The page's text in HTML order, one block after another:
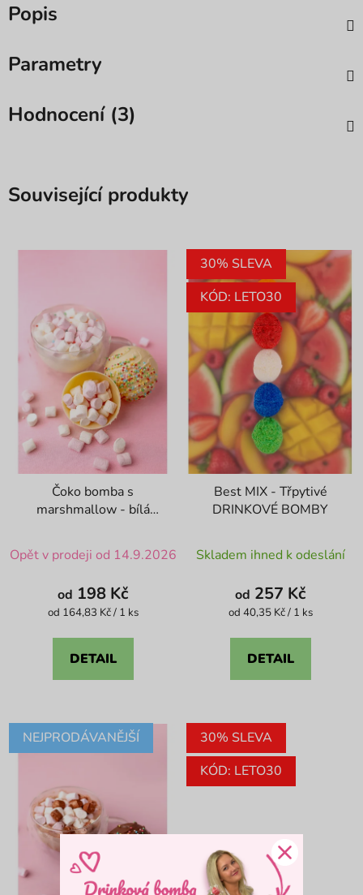
Popis
Parametry
Hodnocení (3)
Související produkty
Čoko bomba s
marshmallow - bílá
hodnocení
produktu
je
z
Opět v prodeji od 14.9.2026
od 198 Kč
Měrná
od 164,83 Kč / 1 ks
DETAIL
30% SLEVA
KÓD: LETO30
Best MIX - Třpytivé
DRINKOVÉ BOMBY
hodnocení
produktu
je
z
Skladem ihned k odeslání
od 257 Kč
Měrná
od 40,35 Kč / 1 ks
DETAIL
NEJPRODÁVANĚJŠÍ
30% SLEVA
KÓD: LETO30